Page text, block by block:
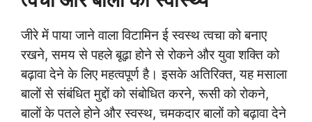
जीरे में पाया जाने वाला विटामिन ई स्वस्थ त्वचा को बनाए
रखने, समय से पहले बूढ़ा होने से रोकने और युवा शक्ति को
बढ़ावा देने के लिए महत्वपूर्ण है। इसके अतिरिक्त, यह मसाला
बालों से संबंधित मुद्दों को संबोधित करने, रूसी को रोकने,
बालों के पतले होने और स्वस्थ, चमकदार बालों को बढ़ावा देने